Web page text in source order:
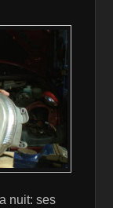
nuit: ses